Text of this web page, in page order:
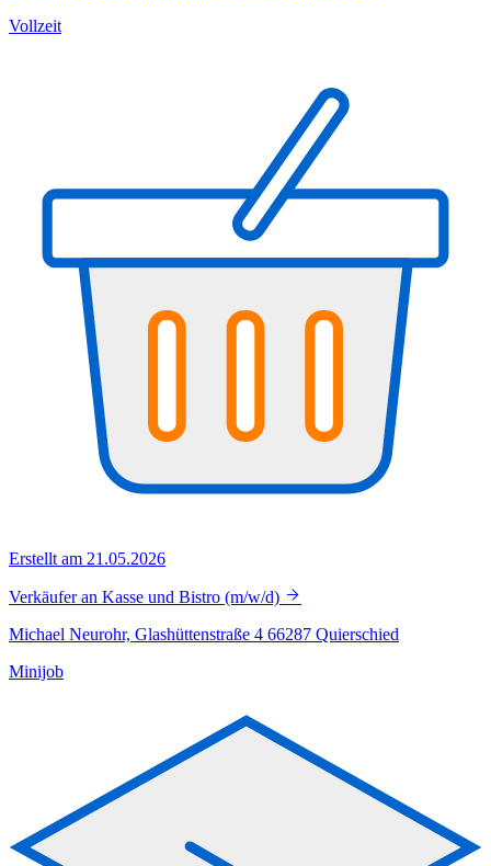
Vollzeit
Erstellt am 21.05.2026
Verkäufer an Kasse und Bistro (m/w/d)
Michael Neurohr, Glashüttenstraße 4 66287 Quierschied
Minijob